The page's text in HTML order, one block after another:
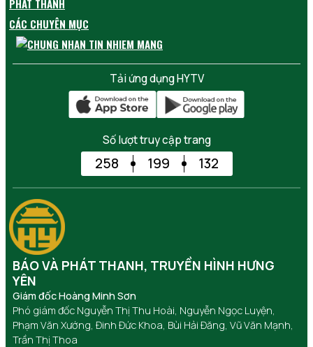
PHÁT THANH
CÁC CHUYÊN MỤC
Tải ứng dụng HYTV
Số lượt truy cập trang
258 199 132
BÁO VÀ PHÁT THANH, TRUYỀN HÌNH HƯNG
YÊN
Giám đốc Hoàng Minh Sơn
Phó giám đốc Nguyễn Thị Thu Hoài, Nguyễn Ngọc Luyện,
Phạm Văn Xướng, Đinh Đức Khoa, Bùi Hải Đăng, Vũ Văn Mạnh,
Trần Thị Thoa